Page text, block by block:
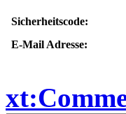
Sicherheitscode:
E-Mail Adresse: